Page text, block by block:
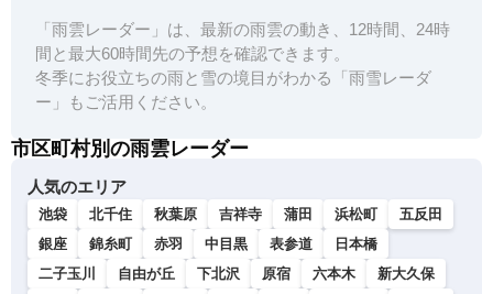
「雨雲レーダー」は、最新の雨雲の動き、12時間、24時
間と最大60時間先の予想を確認できます。
冬季にお役立ちの雨と雪の境目がわかる「雨雪レーダ
ー」もご活用ください。
市区町村別の雨雲レーダー
人気のエリア
池袋 北千住 秋葉原 吉祥寺 蒲田 浜松町
五反田
銀座
錦糸町 赤羽 中目黒 表参道
日本橋
二子玉川
自由が丘 下北沢 原宿 六本木
新大久保